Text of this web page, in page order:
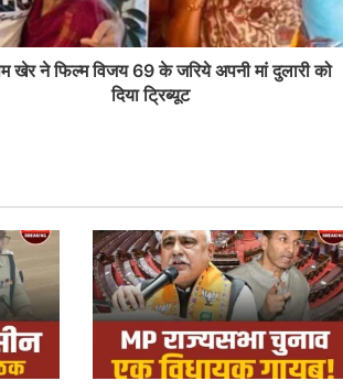
खेर ने फिल्म विजय 69 के जरिये अपनी मां दुलारी को
दिया ट्रिब्यूट